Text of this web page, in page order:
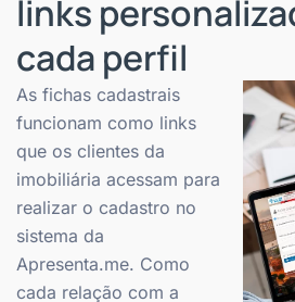
links
cada perfil
As fichas cadastrais
funcionam como links
que os clientes da
imobiliária acessam para
realizar o cadastro no
sistema da
Apresenta.me. Como
cada relação com a